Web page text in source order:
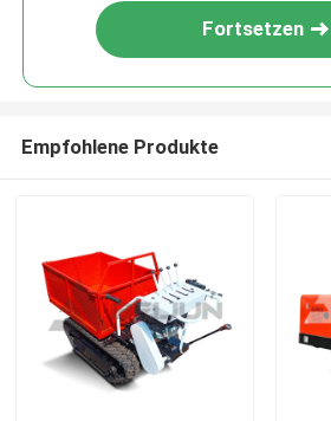
Fortsetzen
Empfohlene Produkte